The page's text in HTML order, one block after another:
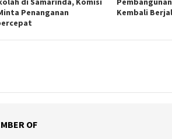
Penanganan
Kembali
OF